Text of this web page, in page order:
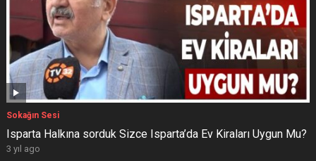
Sokağın Sesi
Isparta Halkına sorduk Sizce Isparta’da Ev Kiraları Uygun Mu?
3 yıl ago